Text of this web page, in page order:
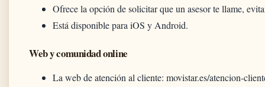
Ofrece la opción de solicitar que un asesor te llame,
Está disponible para iOS y Android.
Web y comunidad online
La web de atención al cliente: movistar.es/atencion-